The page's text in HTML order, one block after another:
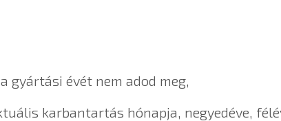
gyártási évét nem adod meg,
karbantartás hónapja, negyedéve,